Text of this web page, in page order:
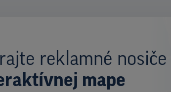
reklamné nosiče
mape